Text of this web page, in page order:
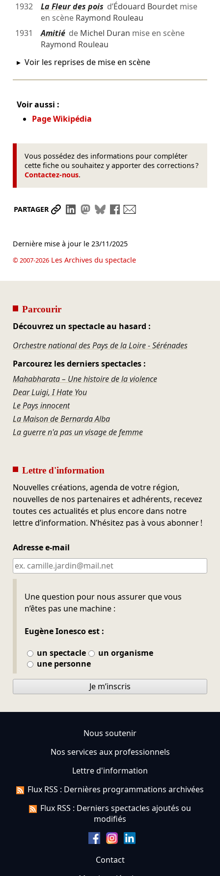
1932
La Fleur des pois d’Édouard Bourdetmise
en scène Raymond Rouleau
1931
Amitiéde Michel Duran mise en scène
Raymond Rouleau
Voir les reprises de mise en scène
Voir aussi :
Page Wikipédia
Vous possédez des informations pour compléter
cette fiche ou souhaitez y apporter des corrections ?
Contactez-nous.
PARTAGER Partager le lien
Partager sur LinkedIn
Partager sur Mastodon
Partager sur Bluesky
Partager sur Facebook
Dernière mise à jour le 23/11/2025
© 2007-2026Les Archives du spectacle
Parcourir
Découvrez un spectacle au hasard :
Orchestre national des Pays de la Loire - Sérénades
Parcourez les derniers spectacles :
Mahabharata – Une histoire de la violence
Dear Luigi, I Hate You
Le Pays innocent
La Maison de Bernarda Alba
La guerre n'a pas un visage de femme
Lettre d'information
Nouvelles créations, agenda de votre région,
nouvelles de nos partenaires et adhérents, recevez
toutes ces actualités et plus encore dans notre
lettre d’information. N’hésitez pas à vous abonner !
Adresse e-mail
Une question pour nous assurer que vous
n’êtes pas une machine :
Eugène Ionesco est :
un spectacle
un organisme
une personne
Ne pas remplir
Je m’inscris
Nous soutenir
Nos services aux professionnels
Lettre d'information
Flux RSS : Dernières programmations archivées
Flux RSS : Derniers spectacles ajoutés ou
modifiés
Contact